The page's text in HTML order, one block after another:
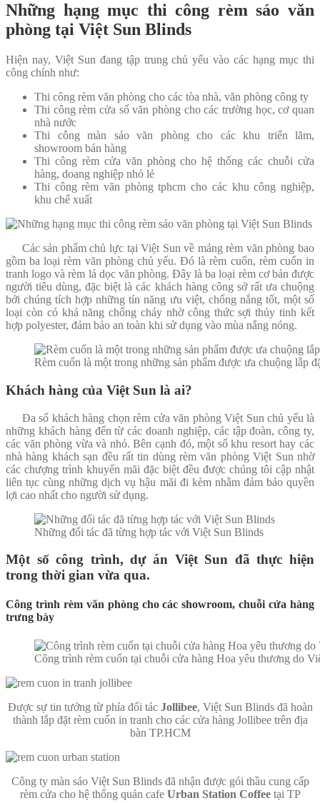
Những hạng mục thi công rèm sáo văn
phòng tại Việt Sun Blinds
Hiện nay, Việt Sun đang tập trung chủ yếu vào các hạng mục thi
công chính như:
Thi công rèm văn phòng cho các tòa nhà, văn phòng công ty
Thi công rèm cửa sổ văn phòng cho các trường học, cơ quan
nhà nước
Thi công màn sáo văn phòng cho các khu triển lãm,
showroom bán hàng
Thi công rèm cửa văn phòng cho hệ thống các chuỗi cửa
hàng, doang nghiệp nhỏ lẻ
Thi công rèm văn phòng tphcm cho các khu công nghiệp,
khu chế xuất
Các sản phẩm chủ lực tại Việt Sun về mảng rèm văn phòng bao
gồm ba loại rèm văn phòng chủ yếu. Đó là rèm cuốn, rèm cuốn in
tranh logo và rèm lá dọc văn phòng. Đây là ba loại rèm cơ bản được
người tiêu dùng, đặc biệt là các khách hàng công sở rất ưa chuộng
bởi chúng tích hợp những tín năng ưu việt, chống nắng tốt, một số
loại còn có khả năng chống cháy nhờ công thức sợi thủy tinh kết
hợp polyester, đảm bảo an toàn khi sử dụng vào mùa nắng nóng.
Rèm cuốn là một trong những sản phẩm được ưa chuộng lắp
Khách hàng của Việt Sun là ai?
Đa số khách hàng chọn rèm cửa văn phòng Việt Sun chủ yếu là
những khách hàng đến từ các doanh nghiệp, các tập đoàn, công ty,
các văn phòng vừa và nhỏ. Bên cạnh đó, một số khu resort hay các
nhà hàng khách sạn đều rất tin dùng rèm văn phòng Việt Sun nhờ
các chượng trình khuyến mãi đặc biệt đều được chúng tôi cập nhật
liên tục cùng những dịch vụ hậu mãi đi kèm nhằm đảm bảo quyền
lợi cao nhất cho người sử dụng.
Những đối tác đã từng hợp tác với Việt Sun Blinds
Một số công trình, dự án Việt Sun đã thực hiện
trong thời gian vừa qua.
Công trình rèm văn phòng cho các showroom, chuỗi cửa hàng
trưng bày
Công trình rèm cuốn tại chuỗi cửa hàng Hoa yêu thương do
Được sự tin tưởng từ phía đối tác Jollibee, Việt Sun Blinds đã hoàn
thành lắp đặt rèm cuốn in tranh cho các cửa hàng Jollibee trên địa
bàn TP.HCM
Công ty màn sáo Việt Sun Blinds đã nhận được gói thầu cung cấp
rèm cửa cho hệ thống quán cafe Urban Station Coffeetại TP